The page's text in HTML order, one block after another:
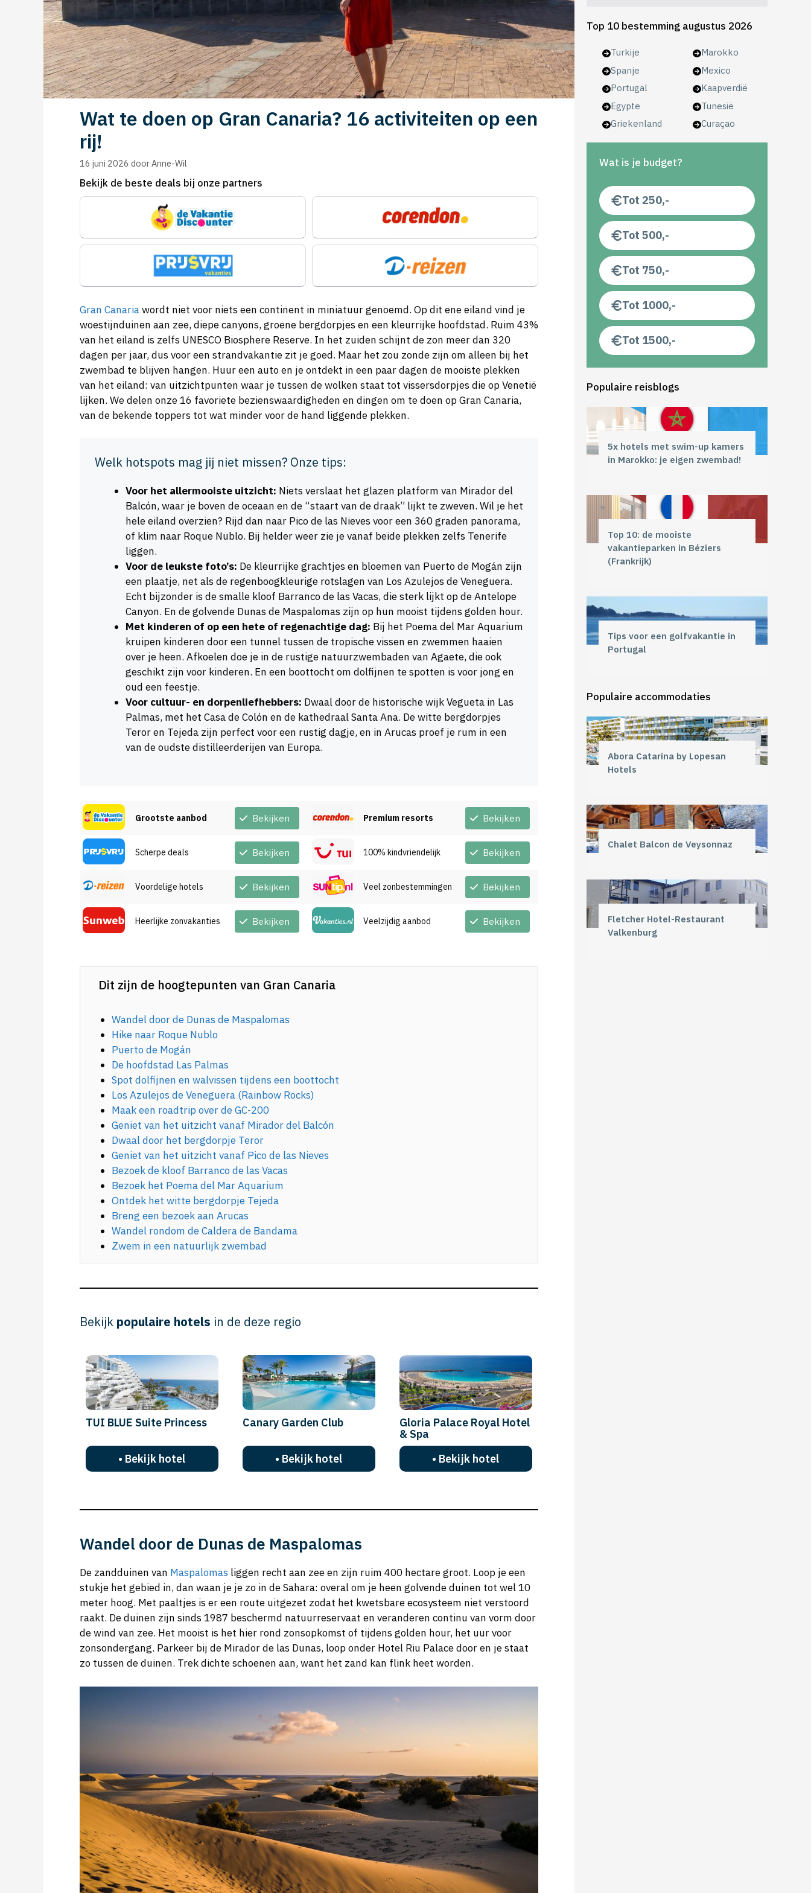
Wat te doen op Gran Canaria? 16 activiteiten op een
rij!
16 juni 2026 doorAnne-Wil
Bekijk de beste deals bij onze partners
Gran Canariawordt niet voor niets een continent in miniatuur genoemd. Op dit ene eiland vind je
woestijnduinen aan zee, diepe canyons, groene bergdorpjes en een kleurrijke hoofdstad. Ruim 43%
van het eiland is zelfs UNESCO Biosphere Reserve. In het zuiden schijnt de zon meer dan 320
dagen per jaar, dus voor een strandvakantie zit je goed. Maar het zou zonde zijn om alleen bij het
zwembad te blijven hangen. Huur een auto en je ontdekt in een paar dagen de mooiste plekken
van het eiland: van uitzichtpunten waar je tussen de wolken staat tot vissersdorpjes die op Venetië
lijken. We delen onze 16 favoriete bezienswaardigheden en dingen om te doen op Gran Canaria,
van de bekende toppers tot wat minder voor de hand liggende plekken.
Welk hotspots mag jij niet missen? Onze tips:
Voor het allermooiste uitzicht: Niets verslaat het glazen platform van Mirador del
Balcón, waar je boven de oceaan en de “staart van de draak” lijkt te zweven. Wil je het
hele eiland overzien? Rijd dan naar Pico de las Nieves voor een 360 graden panorama,
of klim naar Roque Nublo. Bij helder weer zie je vanaf beide plekken zelfs Tenerife
liggen.
Voor de leukste foto’s: De kleurrijke grachtjes en bloemen van Puerto de Mogán zijn
een plaatje, net als de regenboogkleurige rotslagen van Los Azulejos de Veneguera.
Echt bijzonder is de smalle kloof Barranco de las Vacas, die sterk lijkt op de Antelope
Canyon. En de golvende Dunas de Maspalomas zijn op hun mooist tijdens golden hour.
Met kinderen of op een hete of regenachtige dag: Bij het Poema del Mar Aquarium
kruipen kinderen door een tunnel tussen de tropische vissen en zwemmen haaien
over je heen. Afkoelen doe je in de rustige natuurzwembaden van Agaete, die ook
geschikt zijn voor kinderen. En een boottocht om dolfijnen te spotten is voor jong en
oud een feestje.
Voor cultuur- en dorpenliefhebbers: Dwaal door de historische wijk Vegueta in Las
Palmas, met het Casa de Colón en de kathedraal Santa Ana. De witte bergdorpjes
Teror en Tejeda zijn perfect voor een rustig dagje, en in Arucas proef je rum in een
van de oudste distilleerderijen van Europa.
Grootste aanbod Bekijken
Scherpe deals Bekijken
Voordelige hotels Bekijken
Heerlijke zonvakanties Bekijken
Premium resorts Bekijken
100% kindvriendelijk Bekijken
Veel zonbestemmingen Bekijken
Veelzijdig aanbod Bekijken
Dit zijn de hoogtepunten van Gran Canaria
Wandel door de Dunas de Maspalomas
Hike naar Roque Nublo
Puerto de Mogán
De hoofdstad Las Palmas
Spot dolfijnen en walvissen tijdens een boottocht
Los Azulejos de Veneguera (Rainbow Rocks)
Maak een roadtrip over de GC-200
Geniet van het uitzicht vanaf Mirador del Balcón
Dwaal door het bergdorpje Teror
Geniet van het uitzicht vanaf Pico de las Nieves
Bezoek de kloof Barranco de las Vacas
Bezoek het Poema del Mar Aquarium
Ontdek het witte bergdorpje Tejeda
Breng een bezoek aan Arucas
Wandel rondom de Caldera de Bandama
Zwem in een natuurlijk zwembad
Bekijk populaire hotels in de deze regio
TUI BLUE Suite Princess
• Bekijk hotel
Canary Garden Club
• Bekijk hotel
Gloria Palace Royal Hotel
& Spa
• Bekijk hotel
Wandel door de Dunas de Maspalomas
De zandduinen van Maspalomas liggen recht aan zee en zijn ruim 400 hectare groot. Loop je een
stukje het gebied in, dan waan je je zo in de Sahara: overal om je heen golvende duinen tot wel 10
meter hoog. Met paaltjes is er een route uitgezet zodat het kwetsbare ecosysteem niet verstoord
raakt. De duinen zijn sinds 1987 beschermd natuurreservaat en veranderen continu van vorm door
de wind van zee. Het mooist is het hier rond zonsopkomst of tijdens golden hour, het uur voor
zonsondergang. Parkeer bij de Mirador de las Dunas, loop onder Hotel Riu Palace door en je staat
zo tussen de duinen. Trek dichte schoenen aan, want het zand kan flink heet worden.
Top 10 bestemming augustus 2026
Turkije
Spanje
Portugal
Egypte
Griekenland
Marokko
Mexico
Kaapverdië
Tunesië
Curaçao
Wat is je budget?
Tot 250,-
Tot 500,-
Tot 750,-
Tot 1000,-
Tot 1500,-
Populaire reisblogs
5x hotels met swim-up kamers
in Marokko: je eigen zwembad!
Top 10: de mooiste
vakantieparken in Béziers
(Frankrijk)
Tips voor een golfvakantie in
Portugal
Populaire accommodaties
Abora Catarina by Lopesan
Hotels
Chalet Balcon de Veysonnaz
Fletcher Hotel-Restaurant
Valkenburg